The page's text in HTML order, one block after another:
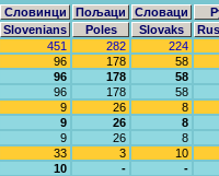
Словинци Пољаци Словаци
Slovenians Poles Slovaks
451 282
224
96 178
58
96 178
58
96 178
58
9 26
8
9 26
8
9 26
8
33 3
10
10 -
-